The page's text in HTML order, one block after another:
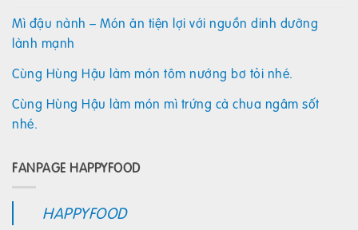
Mì đậu nành – Món ăn tiện lợi với nguồn dinh dưỡng
lành mạnh
Cùng Hùng Hậu làm món tôm nướng bơ tỏi nhé.
Cùng Hùng Hậu làm món mì trứng cà chua ngâm sốt
nhé.
FANPAGE HAPPYFOOD
HAPPYFOOD